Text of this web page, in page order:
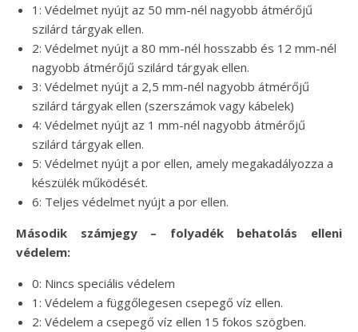
1: Védelmet nyújt az 50 mm-nél nagyobb átmérőjű
szilárd tárgyak ellen.
2: Védelmet nyújt a 80 mm-nél hosszabb és 12 mm-nél
nagyobb átmérőjű szilárd tárgyak ellen.
3: Védelmet nyújt a 2,5 mm-nél nagyobb átmérőjű
szilárd tárgyak ellen (szerszámok vagy kábelek)
4: Védelmet nyújt az 1 mm-nél nagyobb átmérőjű
szilárd tárgyak ellen.
5: Védelmet nyújt a por ellen, amely megakadályozza a
készülék működését.
6: Teljes védelmet nyújt a por ellen.
Második számjegy – folyadék behatolás elleni
védelem:
0: Nincs speciális védelem
1: Védelem a függőlegesen csepegő víz ellen.
2: Védelem a csepegő víz ellen 15 fokos szögben.